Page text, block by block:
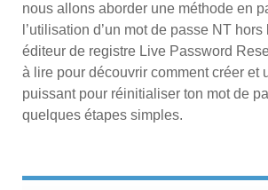
nous allons aborder une méthode en
l’utilisation d’un mot de passe NT hors
éditeur de registre Live Password
à lire pour découvrir comment créer et
puissant pour réinitialiser ton mot de
quelques étapes simples.